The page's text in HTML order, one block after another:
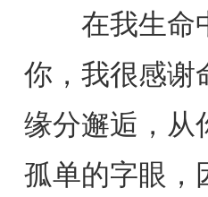
在我生命中
你，我很感谢
缘分邂逅，从
孤单的字眼，